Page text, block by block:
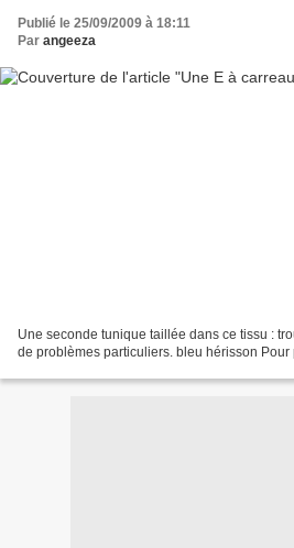
Publié le 25/09/2009 à 18:11
Par angeeza
Une seconde tunique taillée dans ce tissu :
de problèmes particuliers. bleu hérisson Pour